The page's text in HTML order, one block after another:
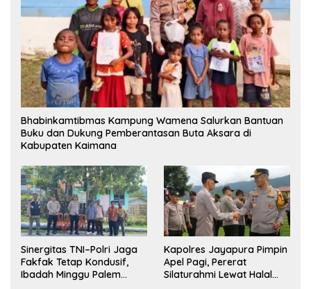
Bhabinkamtibmas Kampung Wamena Salurkan Bantuan
Buku dan Dukung Pemberantasan Buta Aksara di
Kabupaten Kaimana
Sinergitas TNI–Polri Jaga
Fakfak Tetap Kondusif,
Ibadah Minggu Palem
Kapolres Jayapura Pimpin
Apel Pagi, Pererat
Silaturahmi Lewat Halal